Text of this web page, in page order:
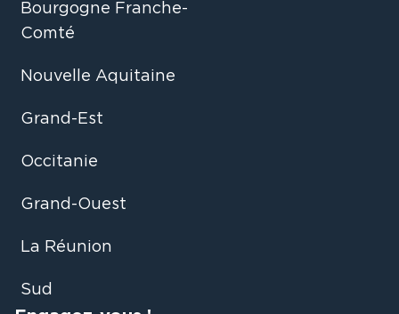
Bourgogne Franche-
Comté
Nouvelle Aquitaine
Grand-Est
Occitanie
Grand-Ouest
La Réunion
Sud